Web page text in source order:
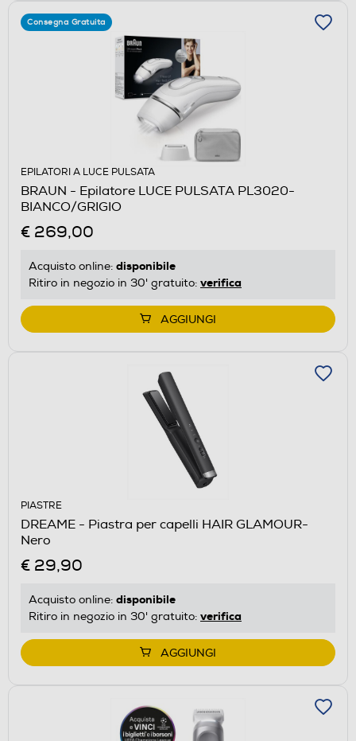
Consegna Gratuita
EPILATORI A LUCE PULSATA
BRAUN - Epilatore LUCE PULSATA PL3020-
BIANCO/GRIGIO
€ 269,00
Acquisto online: disponibile
Ritiro in negozio in 30' gratuito: verifica
AGGIUNGI
PIASTRE
DREAME - Piastra per capelli HAIR GLAMOUR-
Nero
€ 29,90
Acquisto online: disponibile
Ritiro in negozio in 30' gratuito: verifica
AGGIUNGI